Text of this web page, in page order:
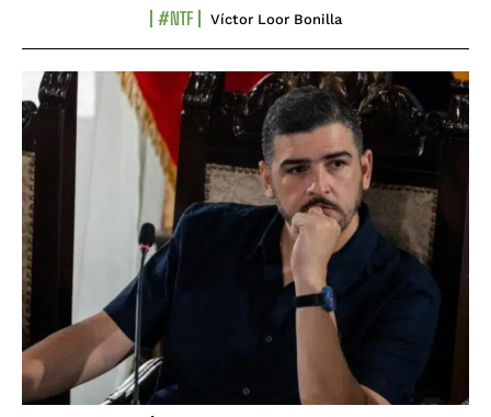
#NTF Víctor Loor Bonilla